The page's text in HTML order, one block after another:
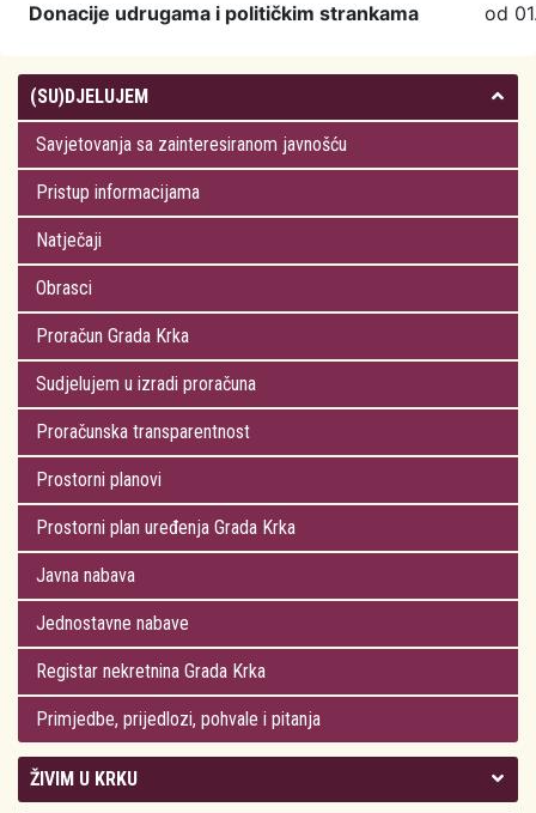
Donacije udrugama i političkim strankama
od
(SU)DJELUJEM
Savjetovanja sa zainteresiranom javnošću
Pristup informacijama
Natječaji
Obrasci
Proračun Grada Krka
Sudjelujem u izradi proračuna
Proračunska transparentnost
Prostorni planovi
Prostorni plan uređenja Grada Krka
Javna nabava
Jednostavne nabave
Registar nekretnina Grada Krka
Primjedbe, prijedlozi, pohvale i pitanja
ŽIVIM U KRKU